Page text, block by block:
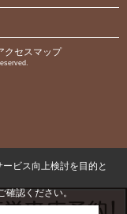
クセスマップ
ビス向上検討を目的と
確認ください。